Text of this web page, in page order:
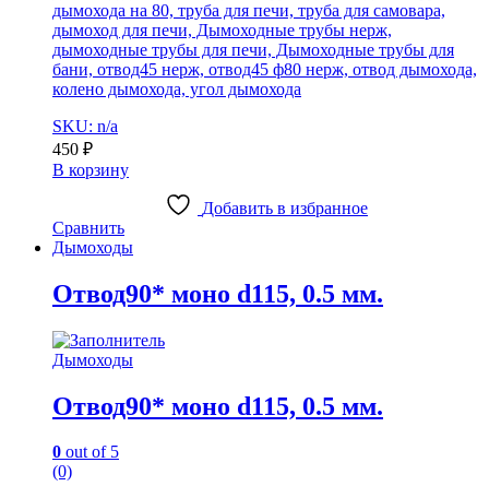
дымохода на 80, труба для печи, труба для самовара,
дымоход для печи, Дымоходные трубы нерж,
дымоходные трубы для печи, Дымоходные трубы для
бани, отвод45 нерж, отвод45 ф80 нерж, отвод дымохода,
колено дымохода, угол дымохода
SKU: n/a
450 ₽
В корзину
Добавить в избранное
Сравнить
Дымоходы
Отвод90* моно d115, 0.5 мм.
Дымоходы
Отвод90* моно d115, 0.5 мм.
0 out of 5
(0)